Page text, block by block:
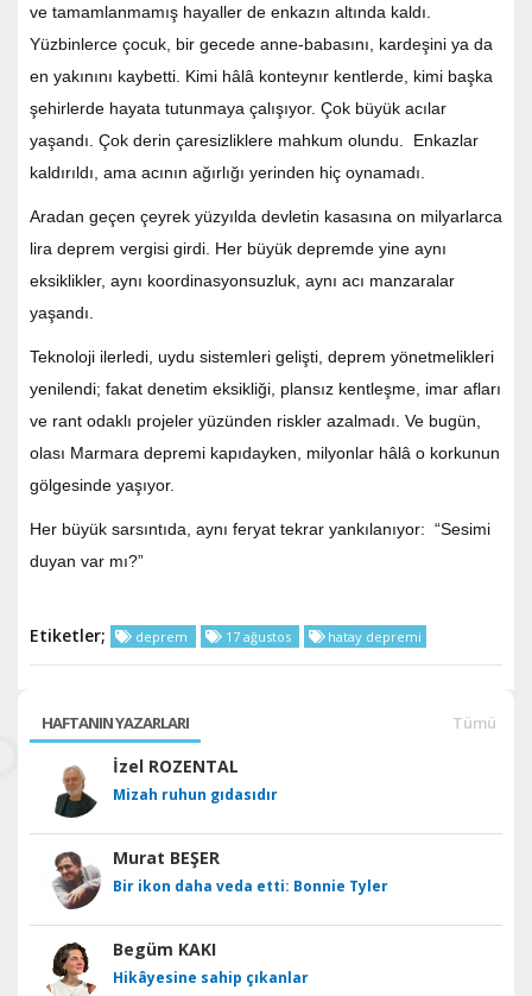
ve tamamlanmamış hayaller de enkazın altında kaldı.
Yüzbinlerce çocuk, bir gecede anne-babasını, kardeşini ya da
en yakınını kaybetti. Kimi hâlâ konteynır kentlerde, kimi başka
şehirlerde hayata tutunmaya çalışıyor. Çok büyük acılar
yaşandı. Çok derin çaresizliklere mahkum olundu. Enkazlar
kaldırıldı, ama acının ağırlığı yerinden hiç oynamadı.
Aradan geçen çeyrek yüzyılda devletin kasasına on milyarlarca
lira deprem vergisi girdi. Her büyük depremde yine aynı
eksiklikler, aynı koordinasyonsuzluk, aynı acı manzaralar
yaşandı.
Teknoloji ilerledi, uydu sistemleri gelişti, deprem yönetmelikleri
yenilendi; fakat denetim eksikliği, plansız kentleşme, imar afları
ve rant odaklı projeler yüzünden riskler azalmadı. Ve bugün,
olası Marmara depremi kapıdayken, milyonlar hâlâ o korkunun
gölgesinde yaşıyor.
Her büyük sarsıntıda, aynı feryat tekrar yankılanıyor: “Sesimi
duyan var mı?”
Etiketler; deprem 17 ağustos hatay depremi
HAFTANIN YAZARLARI Tümü
İzel ROZENTAL
Mizah ruhun gıdasıdır
Murat BEŞER
Bir ikon daha veda etti: Bonnie Tyler
Begüm KAKI
Hikâyesine sahip çıkanlar